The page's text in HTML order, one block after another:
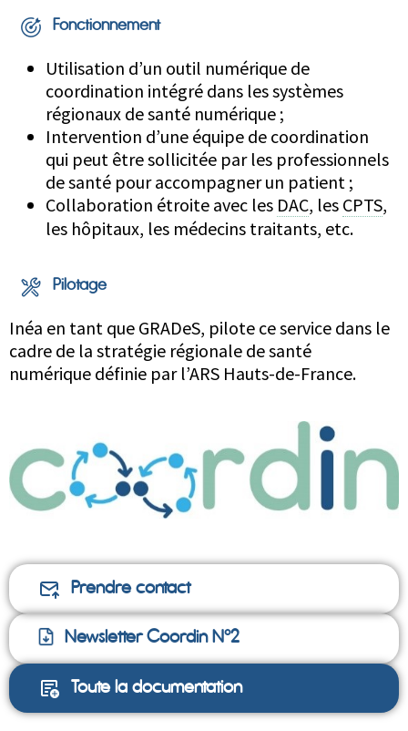
Fonctionnement
Utilisation d’un outil numérique de
coordination intégré dans les systèmes
régionaux de santé numérique ;
Intervention d’une équipe de coordination
qui peut être sollicitée par les professionnels
de santé pour accompagner un patient ;
Collaboration étroite avec les DAC, les CPTS,
les hôpitaux, les médecins traitants, etc.
Pilotage
Inéa en tant que GRADeS, pilote ce service dans le
cadre de la stratégie régionale de santé
numérique définie par l’ARS Hauts-de-France.
Prendre contact
Newsletter Coordin N°2
Toute la documentation